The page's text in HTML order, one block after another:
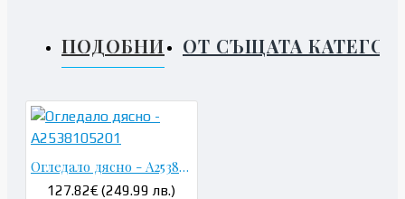
ПОДОБНИ ОТ СЪЩАТА
Огледало дясно - A2538105201
127.82€ (249.99 лв.)